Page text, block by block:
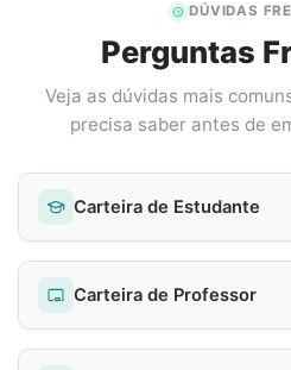
DÚVIDAS
Perguntas
Veja as dúvidas mais
precisa saber antes de
Carteira de Estudante
Carteira de Professor